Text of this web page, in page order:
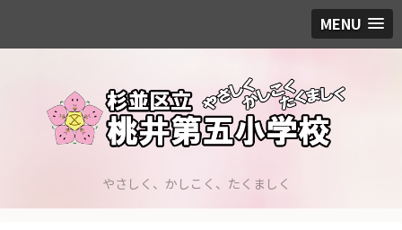
MENU
やさしく、かしこく、たくましく